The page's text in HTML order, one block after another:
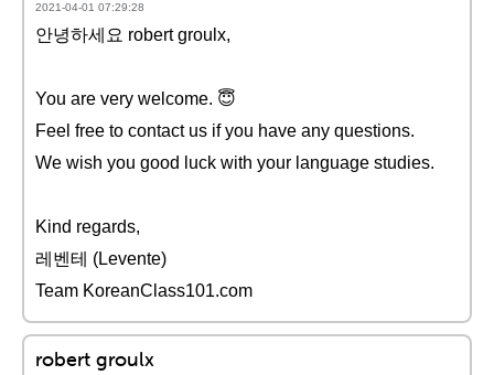
2021-04-01 07:29:28
안녕하세요 robert groulx,
You are very welcome. 😇
Feel free to contact us if you have any questions.
We wish you good luck with your language studies.
Kind regards,
레벤테 (Levente)
Team KoreanClass101.com
robert groulx